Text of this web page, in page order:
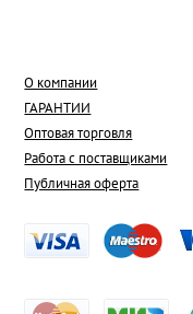
О компании
ГАРАНТИИ
Оптовая торговля
Работа с поставщиками
Публичная оферта